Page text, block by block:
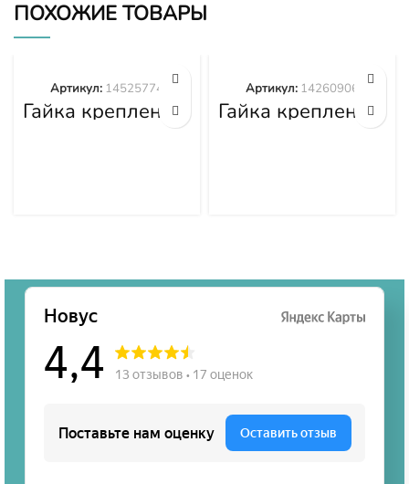
ПОХОЖИЕ ТОВАРЫ
Гайка крепления
башмака
Артикул: 14525774
Гайка крепления
башмака
Артикул: 14260906